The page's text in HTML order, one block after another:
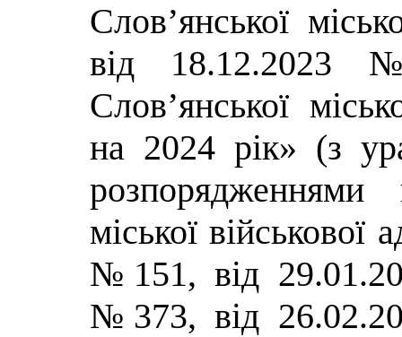
Слов’янської
від
Слов’янської
на 2024 рік» (з
розпорядженнями
міської військової
№151, від
№373, від